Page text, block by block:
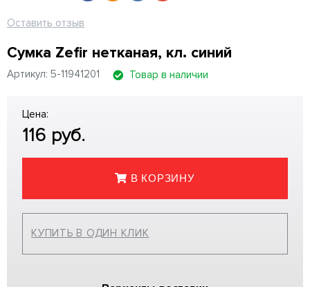
Оставить отзыв
Сумка Zefir нетканая, кл. синий
Артикул: 5-11941201 Товар в наличии
Цена:
116 руб.
В КОРЗИНУ
КУПИТЬ В ОДИН КЛИК